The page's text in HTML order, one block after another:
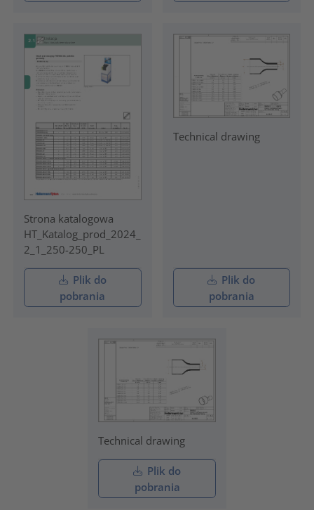
Strona katalogowa
HT_Katalog_prod_2024_
2_1_250-250_PL
Plik do
pobrania
Technical drawing
Plik do
pobrania
Technical drawing
Plik do
pobrania